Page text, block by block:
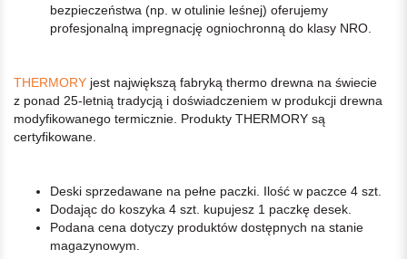
bezpieczeństwa (np. w otulinie leśnej) oferujemy
profesjonalną impregnację ogniochronną do klasy NRO.
THERMORY jest największą fabryką thermo drewna na świecie
z ponad 25-letnią tradycją i doświadczeniem w produkcji drewna
modyfikowanego termicznie. Produkty THERMORY są
certyfikowane.
Deski sprzedawane na pełne paczki. Ilość w paczce 4 szt.
Dodając do koszyka 4 szt. kupujesz 1 paczkę desek.
Podana cena dotyczy produktów dostępnych na stanie
magazynowym.